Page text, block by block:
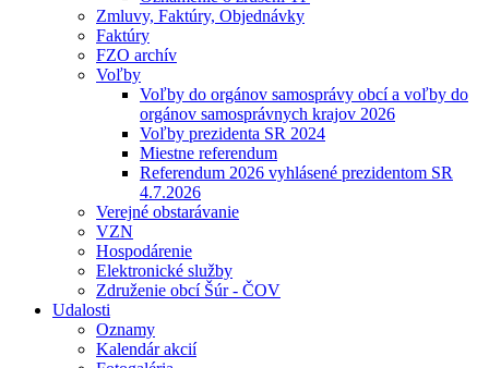
Zmluvy, Faktúry, Objednávky
Faktúry
FZO archív
Voľby
Voľby do orgánov samosprávy obcí a voľby do
orgánov samosprávnych krajov 2026
Voľby prezidenta SR 2024
Miestne referendum
Referendum 2026 vyhlásené prezidentom SR
4.7.2026
Verejné obstarávanie
VZN
Hospodárenie
Elektronické služby
Združenie obcí Šúr - ČOV
Udalosti
Oznamy
Kalendár akcií